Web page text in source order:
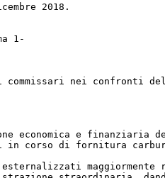
2018.
1-
nei confronti
economica e
corso di fornitura